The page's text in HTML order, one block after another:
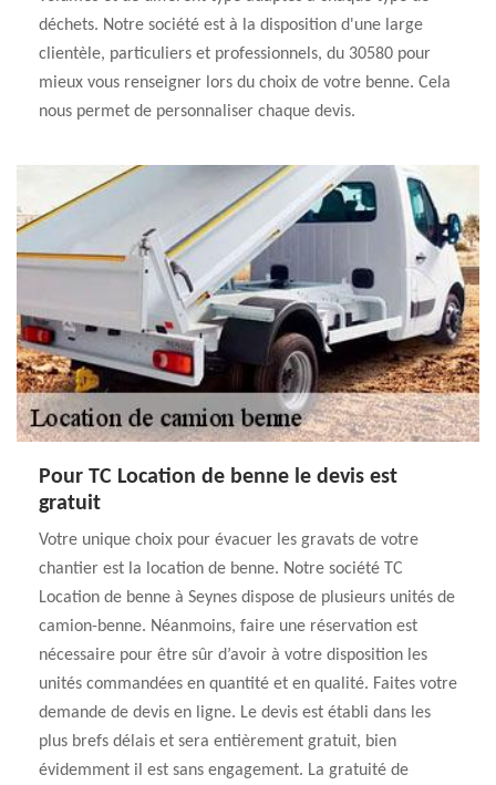
déchets. Notre société est à la disposition d'une large
clientèle, particuliers et professionnels, du 30580 pour
mieux vous renseigner lors du choix de votre benne. Cela
nous permet de personnaliser chaque devis.
Pour TC Location de benne le devis est
gratuit
Votre unique choix pour évacuer les gravats de votre
chantier est la location de benne. Notre société TC
Location de benne à Seynes dispose de plusieurs unités de
camion-benne. Néanmoins, faire une réservation est
nécessaire pour être sûr d’avoir à votre disposition les
unités commandées en quantité et en qualité. Faites votre
demande de devis en ligne. Le devis est établi dans les
plus brefs délais et sera entièrement gratuit, bien
évidemment il est sans engagement. La gratuité de